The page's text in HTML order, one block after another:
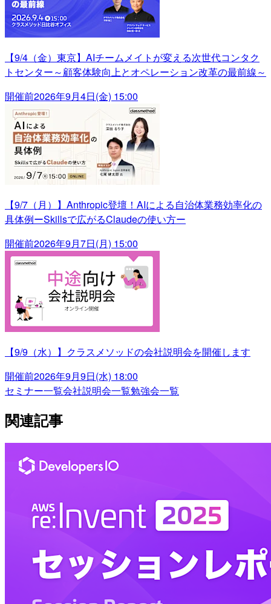
【9/4（金）東京】AIチームメイトが変える次世代コンタク
トセンター～顧客体験向上とオペレーション改革の最前線～
開催前2026年9月4日(金) 15:00
【9/7（月）】Anthropic登壇！AIによる自治体業務効率化の
具体例ーSkillsで広がるClaudeの使い方ー
開催前2026年9月7日(月) 15:00
【9/9（水）】クラスメソッドの会社説明会を開催します
開催前2026年9月9日(水) 18:00
セミナー一覧会社説明会一覧勉強会一覧
関連記事